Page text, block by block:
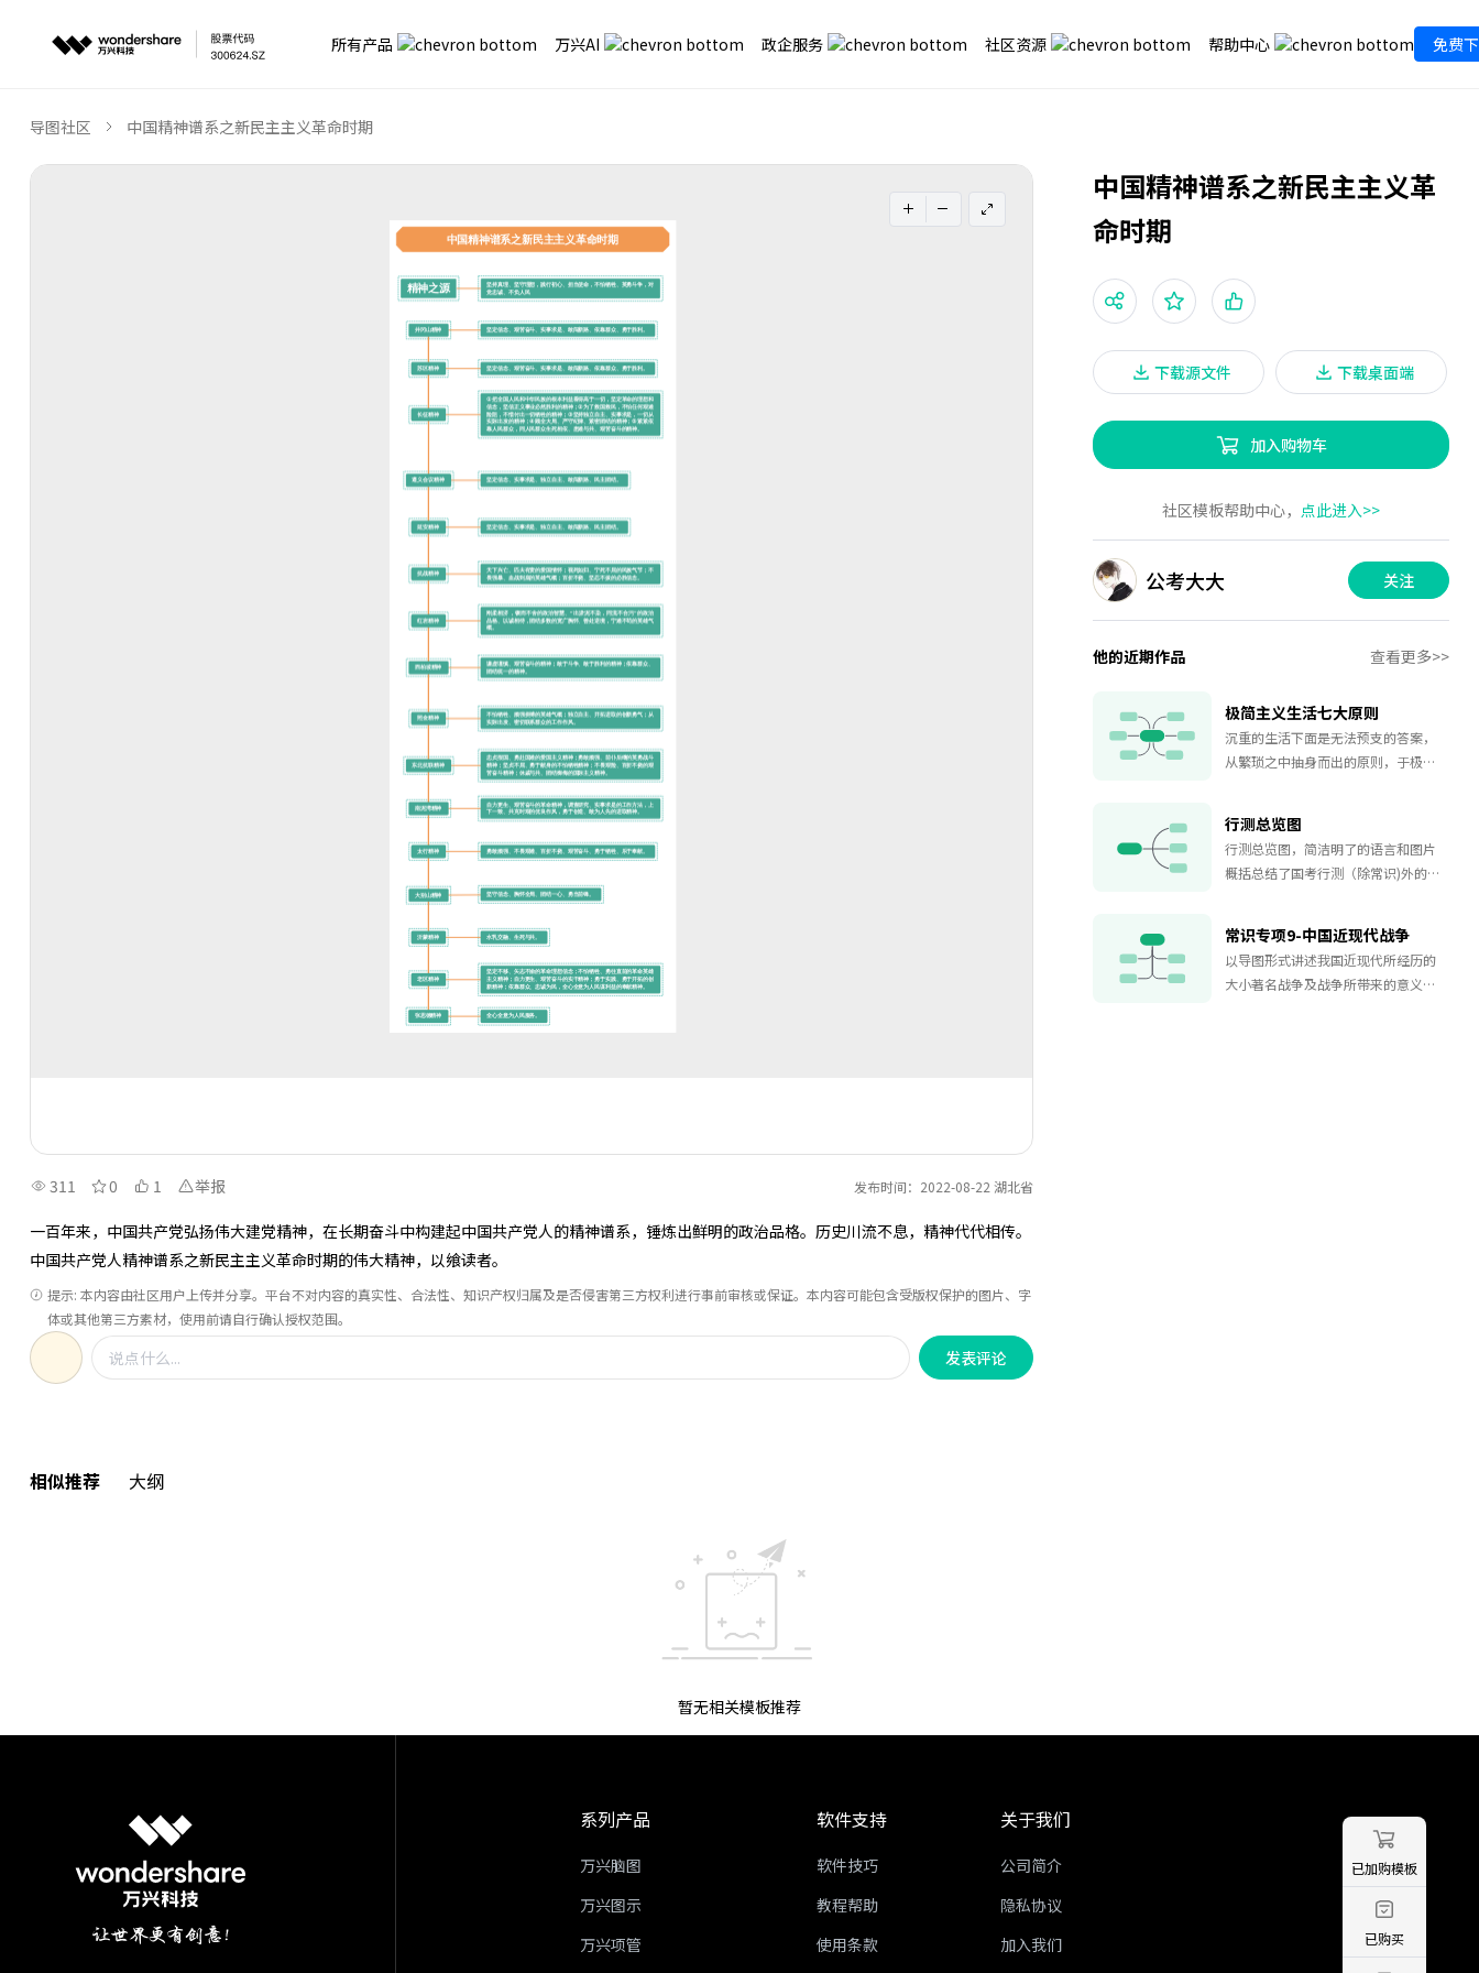
所有产品 万兴AI 政企服务 社区资源 帮助中心 免费
导图社区 中国精神谱系之新民主主义革命时期
311 0 1 举报 发布时间：2022-08-22 湖北省
一百年来，中国共产党弘扬伟大建党精神，在长期奋斗中构建起中国共产党人的精神谱系，锤炼出鲜明的政治品格。历史川流不息，精神代代相传。
中国共产党人精神谱系之新民主主义革命时期的伟大精神，以飨读者。
提示: 本内容由社区用户上传并分享。平台不对内容的真实性、合法性、知识产权归属及是否侵害第三方权利进行事前审核或保证。本内容可能包含受版权保护的图片、字
体或其他第三方素材，使用前请自行确认授权范围。
发表评论
中国精神谱系之新民主主义革
命时期
下载源文件 下载桌面端
加入购物车
社区模板帮助中心， 点此进入>>
公考大大 关注
他的近期作品 查看更多>>
极简主义生活七大原则
沉重的生活下面是无法预支的答案，
从繁琐之中抽身而出的原则，于极简
行测总览图
行测总览图，简洁明了的语言和图片
概括总结了国考行测（除常识)外的所
常识专项9-中国近现代战争
以导图形式讲述我国近现代所经历的
大小著名战争及战争所带来的意义及
相似推荐 大纲
暂无相关模板推荐
已加购模板
已购买
系列产品
万兴脑图
万兴图示
万兴项管
软件支持
软件技巧
教程帮助
使用条款
关于我们
公司简介
隐私协议
加入我们